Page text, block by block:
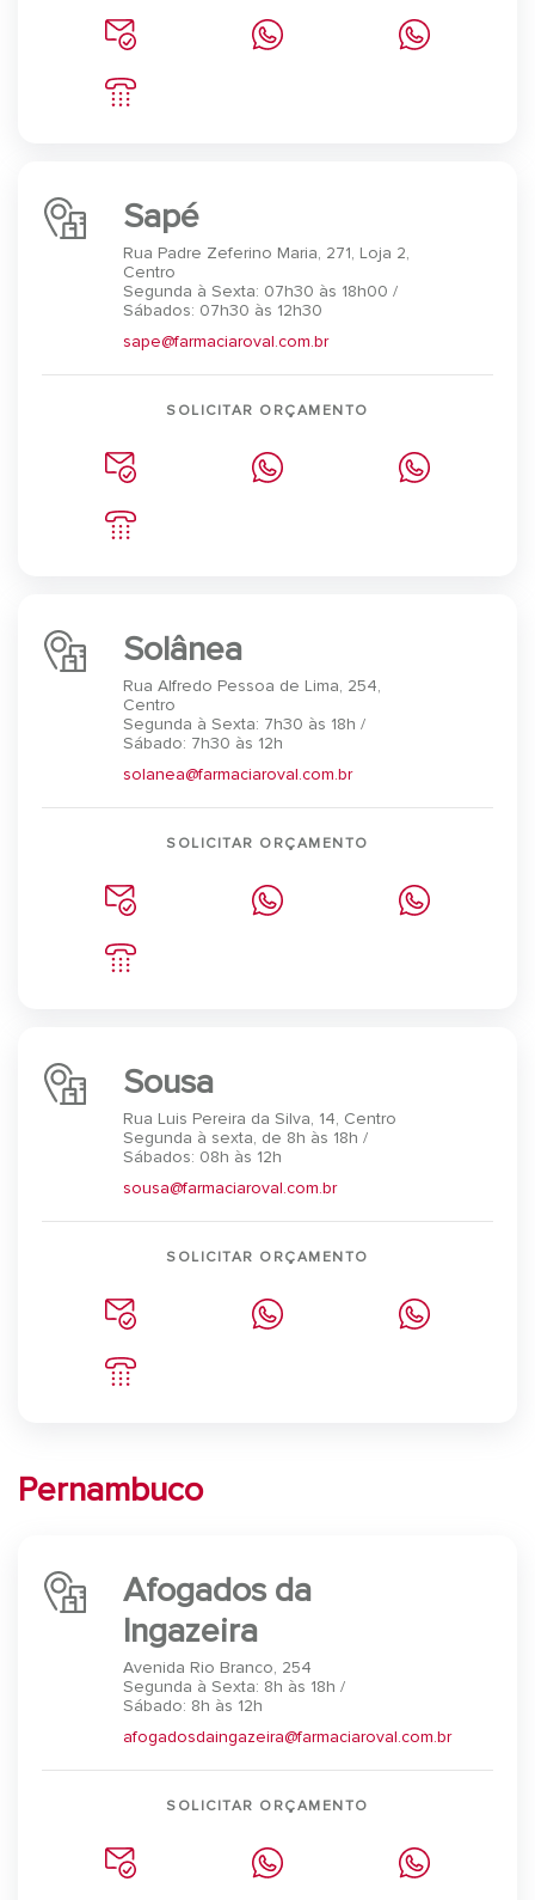
Sapé
Rua Padre Zeferino Maria, 271, Loja 2,
Centro
Segunda à Sexta: 07h30 às 18h00 /
Sábados: 07h30 às 12h30
sape@farmaciaroval.com.br
SOLICITAR ORÇAMENTO
Solânea
Rua Alfredo Pessoa de Lima, 254,
Centro
Segunda à Sexta: 7h30 às 18h /
Sábado: 7h30 às 12h
solanea@farmaciaroval.com.br
SOLICITAR ORÇAMENTO
Sousa
Rua Luis Pereira da Silva, 14, Centro
Segunda à sexta, de 8h às 18h /
Sábados: 08h às 12h
sousa@farmaciaroval.com.br
SOLICITAR ORÇAMENTO
Pernambuco
Afogados da
Ingazeira
Avenida Rio Branco, 254
Segunda à Sexta: 8h às 18h /
Sábado: 8h às 12h
afogadosdaingazeira@farmaciaroval.com.br
SOLICITAR ORÇAMENTO